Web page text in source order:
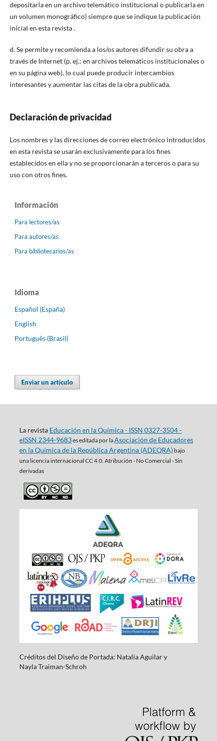
depositarla en un archivo telemático institucional o publicarla en
un volumen monográfico) siempre que se indique la publicación
inicial en esta revista .
d. Se permite y recomienda a los/os autores difundir su obra a
través de Internet (p. ej.: en archivos telemáticos institucionales o
en su página web), lo cual puede producir intercambios
interesantes y aumentar las citas de la obra publicada.
Declaración de privacidad
Los nombres y las direcciones de correo electrónico introducidos
en esta revista se usarán exclusivamente para los fines
establecidos en ella y no se proporcionarán a terceros o para su
uso con otros fines.
Información
Para lectores/as
Para autores/as
Para bibliotecarios/as
Idioma
Español (España)
English
Português (Brasil)
Enviar un artículo
La revista Educación en la Química - ISSN 0327-3504 -
eISSN 2344-9683es editada por laAsociación de Educadores
en la Química de la República Argentina (ADEQRA)bajo
una licencia internacional CC 4.0. Atribución - No Comercial - Sin
derivadas
Créditos del Diseño de Portada: Natalia Aguilar y
NaylaTraiman-Schroh